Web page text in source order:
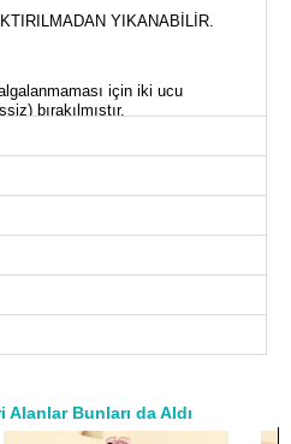
YIKANABİLİR.
için iki ucu
bırakılmıştır.
bedendir.)
ve kış sezonunun en
Rahat ve pratik kullanımı ile
48 bedene kadar uyumludur.
ekose kumaş ürün, beli
çeker. Kemer, pançonun her iki
önüne geçer ve zevkinize
30 derecede hassas
ÖLÇÜLERİ
Alanlar Bunları da Aldı